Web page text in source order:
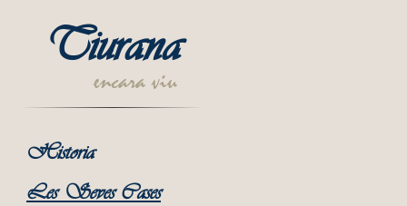
Tiurana
encara viu
Historia
Les Seves Cases